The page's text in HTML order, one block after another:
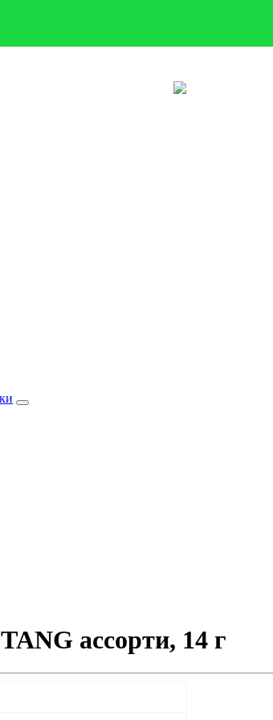
ассорти, 14 г